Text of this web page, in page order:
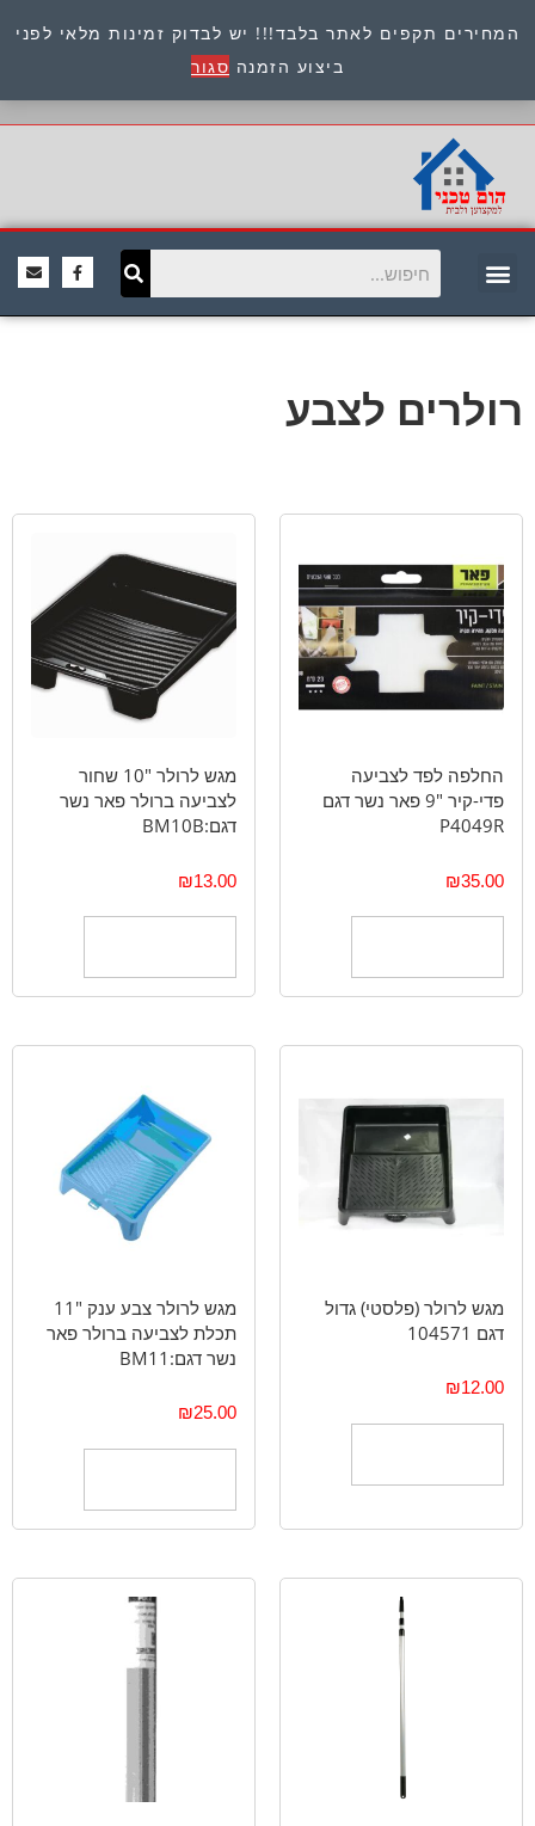
המחירים תקפים לאתר בלבד!!! יש לבדוק זמינות מלאי לפני
ביצוע הזמנה סגור
כתובת : היוזמים 9 אור יהודה שירות לקוחות 054-
8945722
רולרים לצבע
החלפה לפד לצביעה
פדי-קיר "9 פאר נשר דגם
P4049R
₪35.00
מגש לרולר "10 שחור
לצביעה ברולר פאר נשר
דגם:BM10B
₪13.00
מגש לרולר (פלסטי) גדול
דגם 104571
₪12.00
מגש לרולר צבע ענק "11
תכלת לצביעה ברולר פאר
נשר דגם:BM11
₪25.00